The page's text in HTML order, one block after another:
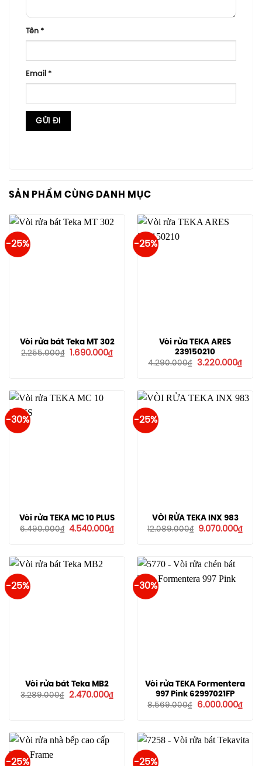
Tên *
Email *
SẢN PHẨM CÙNG DANH MỤC
-25%
Vòi rửa bát Teka MT 302
2.255.000₫
Giá
1.690.000₫Giá
hiện
-25%
Vòi rửa TEKA ARES
239150210
4.290.000₫
Giá
3.220.000₫Giá
hiện
-30%
Vòi rửa TEKA MC 10 PLUS
6.490.000₫ Giá
4.540.000₫Giá
hiện
4.540.000₫.
-25%
VÒI RỬA TEKA INX 983
12.089.000₫
Giá
9.070.000₫Giá
hiện
-25%
Vòi rửa bát Teka MB2
3.289.000₫
Giá
2.470.000₫Giá
hiện
-30%
Vòi rửa TEKA Formentera
997 Pink 62997021FP
8.569.000₫
Giá
6.000.000₫Giá
hiện
-25% -25%